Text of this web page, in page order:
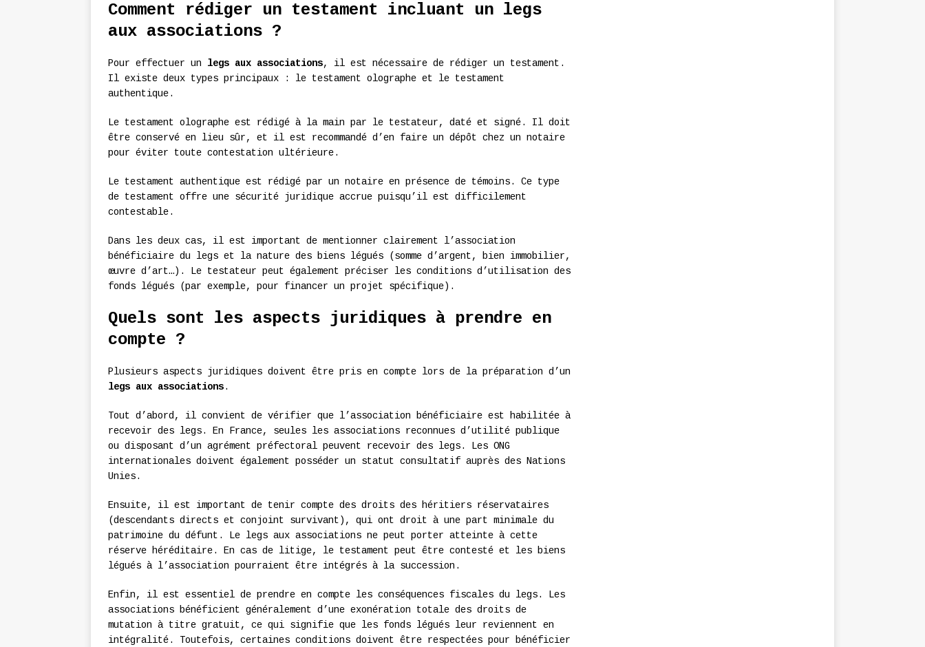
Comment rédiger un testament incluant un legs
aux associations ?
Pour effectuer un legs aux associations, il est nécessaire de rédiger un testament.
Il existe deux types principaux : le testament olographe et le testament
authentique.
Le testament olographe est rédigé à la main par le testateur, daté et signé. Il doit
être conservé en lieu sûr, et il est recommandé d’en faire un dépôt chez un notaire
pour éviter toute contestation ultérieure.
Le testament authentique est rédigé par un notaire en présence de témoins. Ce type
de testament offre une sécurité juridique accrue puisqu’il est difficilement
contestable.
Dans les deux cas, il est important de mentionner clairement l’association
bénéficiaire du legs et la nature des biens légués (somme d’argent, bien immobilier,
œuvre d’art…). Le testateur peut également préciser les conditions d’utilisation des
fonds légués (par exemple, pour financer un projet spécifique).
Quels sont les aspects juridiques à prendre en
compte ?
Plusieurs aspects juridiques doivent être pris en compte lors de la préparation d’un
legs aux associations.
Tout d’abord, il convient de vérifier que l’association bénéficiaire est habilitée à
recevoir des legs. En France, seules les associations reconnues d’utilité publique
ou disposant d’un agrément préfectoral peuvent recevoir des legs. Les ONG
internationales doivent également posséder un statut consultatif auprès des Nations
Unies.
Ensuite, il est important de tenir compte des droits des héritiers réservataires
(descendants directs et conjoint survivant), qui ont droit à une part minimale du
patrimoine du défunt. Le legs aux associations ne peut porter atteinte à cette
réserve héréditaire. En cas de litige, le testament peut être contesté et les biens
légués à l’association pourraient être intégrés à la succession.
Enfin, il est essentiel de prendre en compte les conséquences fiscales du legs. Les
associations bénéficient généralement d’une exonération totale des droits de
mutation à titre gratuit, ce qui signifie que les fonds légués leur reviennent en
intégralité. Toutefois, certaines conditions doivent être respectées pour bénéficier